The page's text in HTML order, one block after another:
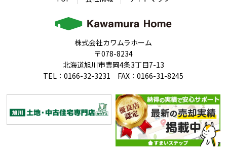
株式会社カワムラホーム
〒078-8234
北海道旭川市豊岡4条3丁目7-13
TEL：0166-32-3231 FAX：0166-31-8245